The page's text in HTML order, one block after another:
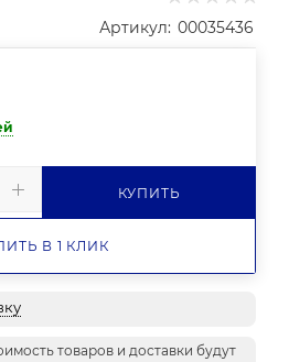
Артикул: 00035436
КУПИТЬ
В 1 КЛИК
товаров и доставки будут